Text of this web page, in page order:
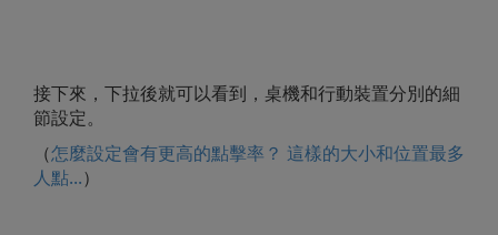
接下來，下拉後就可以看到，桌機和行動裝置分別的細
節設定。
（怎麼設定會有更高的點擊率？ 這樣的大小和位置最多
人點...）